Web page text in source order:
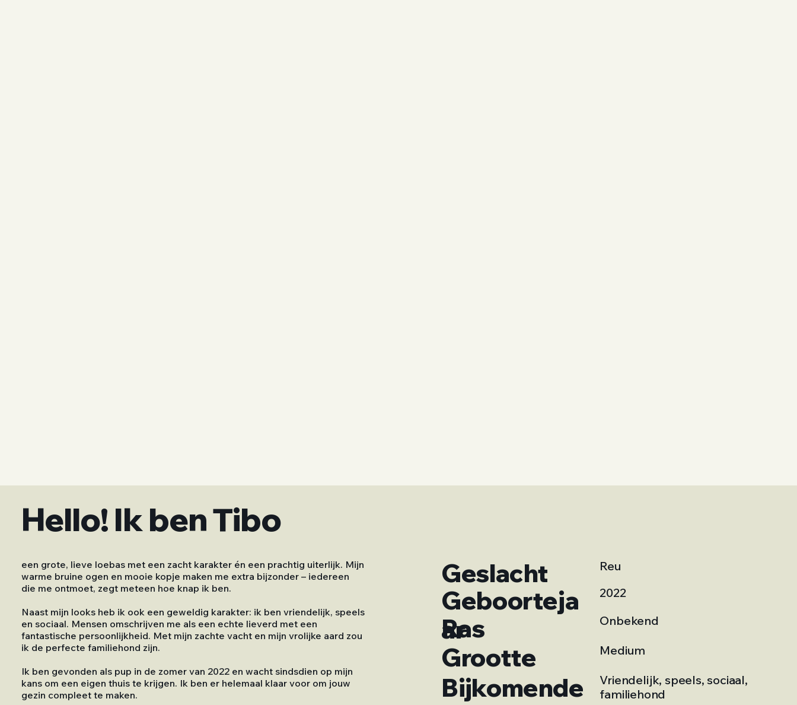
Hello! Ik ben Tibo
een grote, lieve loebas met een zacht karakter én een prachtig uiterlijk. Mijn
warme bruine ogen en mooie kopje maken me extra bijzonder – iedereen
die me ontmoet, zegt meteen hoe knap ik ben.
Naast mijn looks heb ik ook een geweldig karakter: ik ben vriendelijk, speels
en sociaal. Mensen omschrijven me als een echte lieverd met een
fantastische persoonlijkheid. Met mijn zachte vacht en mijn vrolijke aard zou
ik de perfecte familiehond zijn.
Ik ben gevonden als pup in de zomer van 2022 en wacht sindsdien op mijn
kans om een eigen thuis te krijgen. Ik ben er helemaal klaar voor om jouw
gezin compleet te maken.
Geslacht
Geboorteja
ar
Ras
Grootte
Bijkomende
Reu
2022
Onbekend
Medium
Vriendelijk, speels, sociaal,
familiehond